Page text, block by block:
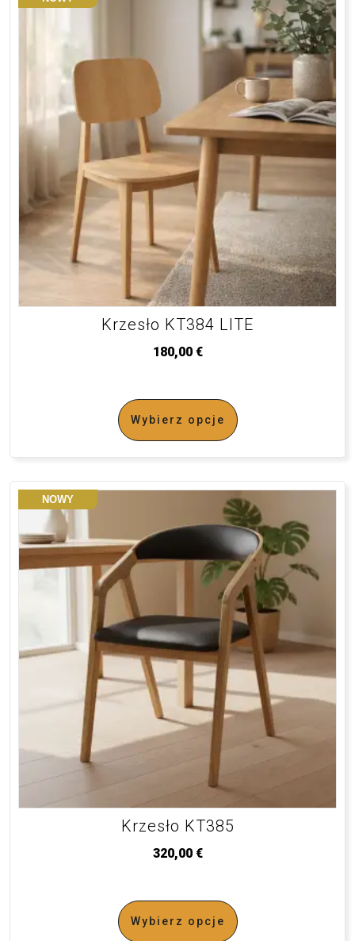
Krzesło KT384 LITE
180,00 €
Wybierz opcje
NOWY
Krzesło KT385
320,00 €
Wybierz opcje